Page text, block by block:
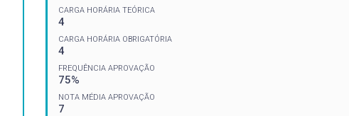
CARGA HORÁRIA TEÓRICA
4
CARGA HORÁRIA OBRIGATÓRIA
4
FREQUÊNCIA APROVAÇÃO
75%
NOTA MÉDIA APROVAÇÃO
7